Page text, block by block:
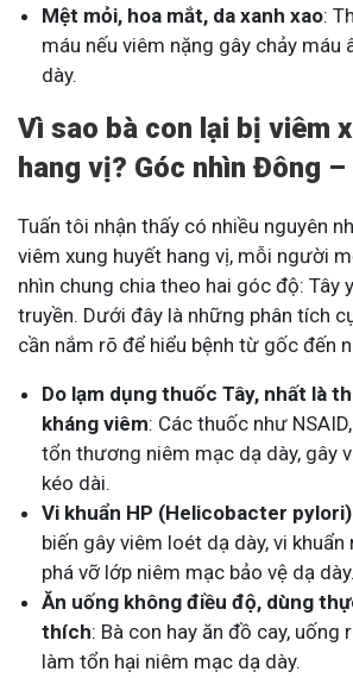
Mệt mỏi, hoa mắt, da xanh xao:
máu nếu viêm nặng gây chảy
dày.
Vì sao bà con lại bị viêm
hang vị? Góc nhìn Đông –
Tuấn tôi nhận thấy có nhiều nguyên
viêm xung huyết hang vị, mỗi người
nhìn chung chia theo hai góc độ: Tây
truyền. Dưới đây là những phân tích
cần nắm rõ để hiểu bệnh từ gốc đến
Do lạm dụng thuốc Tây, nhất là
kháng viêm: Các thuốc như
tổn thương niêm mạc dạ dày, gây
kéo dài.
Vi khuẩn HP (Helicobacter pylori)
biến gây viêm loét dạ dày, vi
phá vỡ lớp niêm mạc bảo vệ dạ dày.
Ăn uống không điều độ, dùng
thích: Bà con hay ăn đồ cay, uống
làm tổn hại niêm mạc dạ dày.